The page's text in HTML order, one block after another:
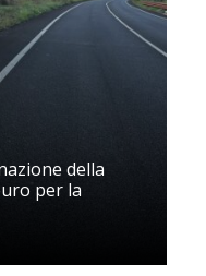
della
per la